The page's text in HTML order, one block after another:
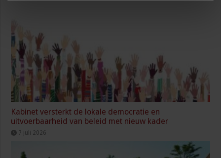
Kabinet versterkt de lokale democratie en
uitvoerbaarheid van beleid met nieuw kader
7 juli 2026